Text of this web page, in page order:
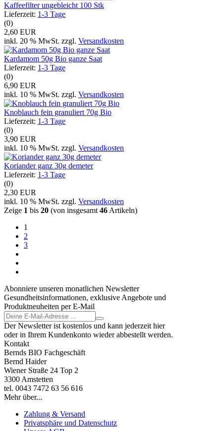
Kaffeefilter ungebleicht 100 Stk
Lieferzeit: 1-3 Tage
(0)
2,60 EUR
inkl. 20 % MwSt. zzgl. Versandkosten
Kardamom 50g Bio ganze Saat
Lieferzeit: 1-3 Tage
(0)
6,90 EUR
inkl. 10 % MwSt. zzgl. Versandkosten
Knoblauch fein granuliert 70g Bio
Lieferzeit: 1-3 Tage
(0)
3,90 EUR
inkl. 10 % MwSt. zzgl. Versandkosten
Koriander ganz 30g demeter
Lieferzeit: 1-3 Tage
(0)
2,30 EUR
inkl. 10 % MwSt. zzgl. Versandkosten
Zeige 1 bis 20 (von insgesamt 46 Artikeln)
1
2
3
Abonniere unseren monatlichen Newsletter
Gesundheitsinformationen, exklusive Angebote und
Produktneuheiten per E-Mail
Der Newsletter ist kostenlos und kann jederzeit hier
oder in Ihrem Kundenkonto wieder abbestellt werden.
Kontakt
Bernds BIO Fachgeschäft
Bernd Haider
Wiener Straße 24 Top 2
3300 Amstetten
tel. 0043 7472 63 56 616
Mehr über...
Zahlung & Versand
Privatsphäre und Datenschutz